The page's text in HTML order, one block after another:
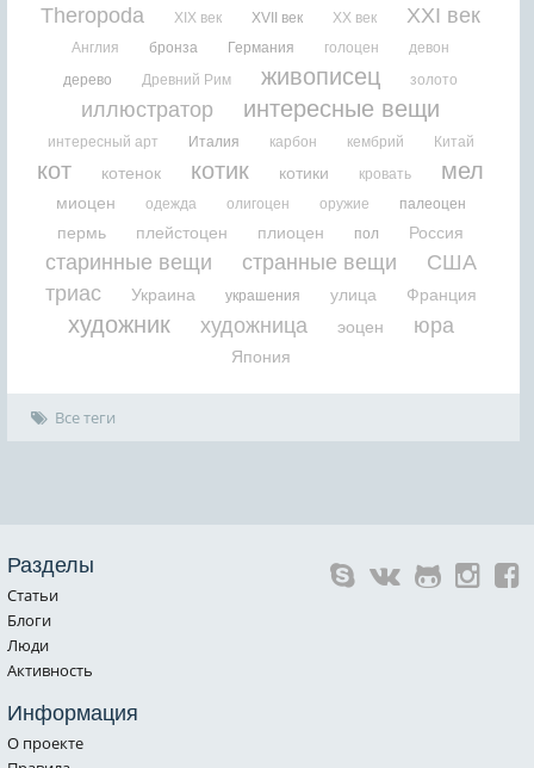
Theropoda XIX век XVII век XX век XXI век
Англия бронза Германия голоцен
девон
дерево
Древний Рим живописец золото
иллюстратор интересные вещи
интересный арт Италия карбон кембрий Китай
кот котенок котик котики кровать мел
миоцен одежда олигоцен оружие палеоцен
пермь плейстоцен плиоцен пол Россия
старинные вещи странные вещи
США
триас
Украина украшения улица Франция
художник художница эоцен юра
Япония
Все теги
Разделы
Статьи
Блоги
Люди
Активность
Информация
О проекте